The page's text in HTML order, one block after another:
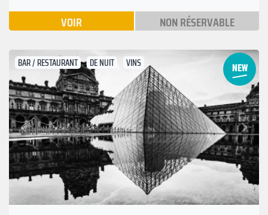
VOIR NON RÉSERVABLE
BAR / RESTAURANT DE NUIT VINS
Précédent
Suivant